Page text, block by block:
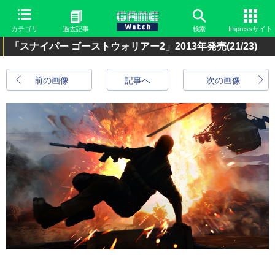
カテゴリ 過去記事 検索 Impressサイト
「スナイパー ゴーストウォリアー2」2013年発売(21/23)
前の画像 次の画像
記事へ